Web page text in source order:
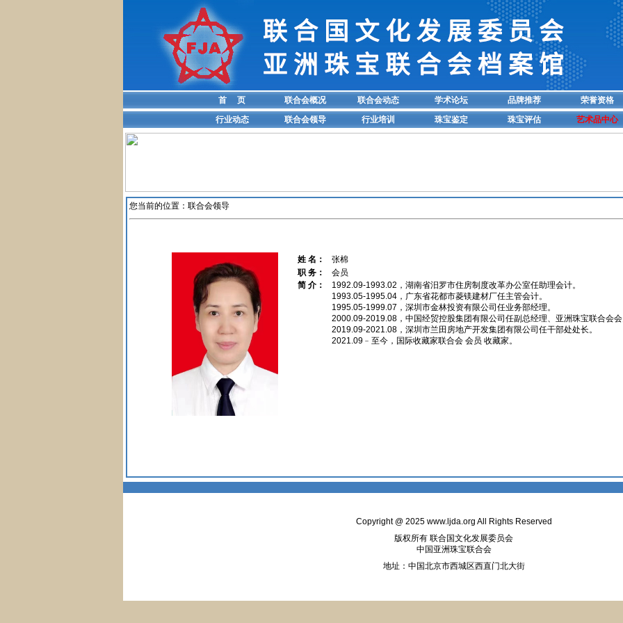
首 页 联合会概况 联合会动态 学术论坛 品牌推荐
荣誉资格
行业动态
联合会领导 行业培训 珠宝鉴定 珠宝评估 艺术品中心
您当前的位置： 联合会领导
姓 名：
张棉
职 务：
会员
简 介：
1992.09-1993.02，湖南省汨罗市住房制度改革办公室任助理会计。
1993.05-1995.04，广东省花都市菱镁建材厂任主管会计。
1995.05-1999.07，深圳市金林投资有限公司任业务部经理。
2000.09-2019.08，中国经贸控股集团有限公司任副总经理、亚洲珠宝联合会
2019.09-2021.08，深圳市兰田房地产开发集团有限公司任干部处处长。
2021.09﹣至今，国际收藏家联合会 会员 收藏家。
Copyright @ 2025 www.ljda.org All Rights Reserved
版权所有 联合国文化发展委员会
中国亚洲珠宝联合会
地址：中国北京市西城区西直门北大街